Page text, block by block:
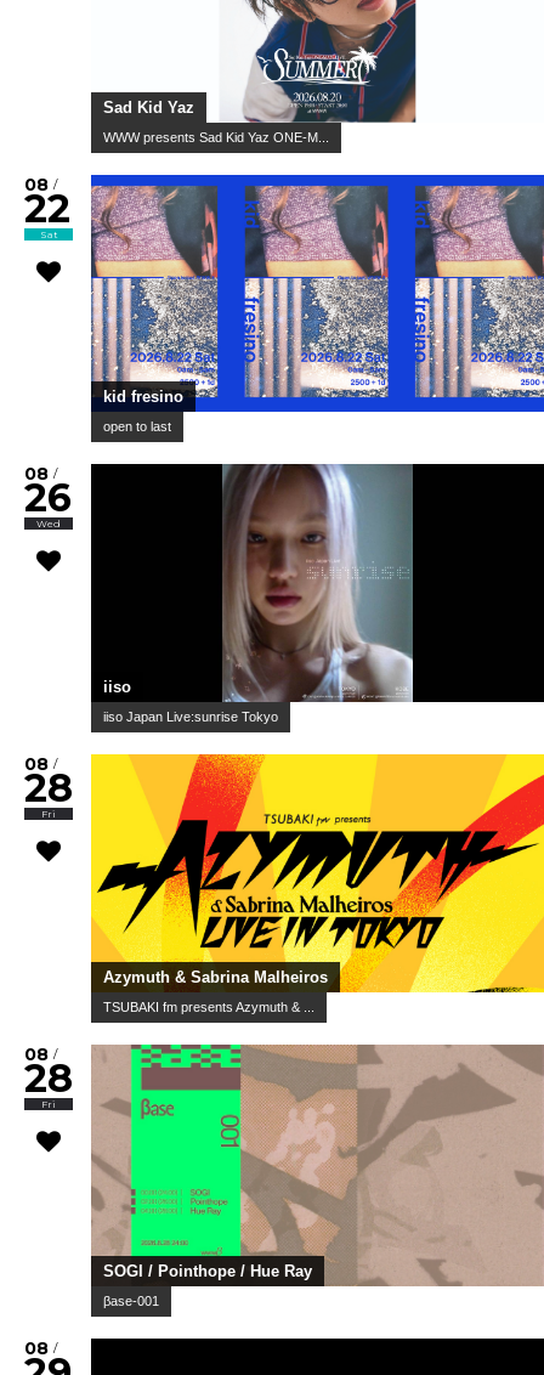
Sad Kid Yaz
WWW presents Sad Kid Yaz ONE-M...
08 /
22
Sat
kid fresino
open to last
08 /
26
Wed
iiso
iiso Japan Live:sunrise Tokyo
08 /
28
Fri
Azymuth & Sabrina Malheiros
TSUBAKI fm presents Azymuth & ...
08 /
28
Fri
SOGI / Pointhope / Hue Ray
βase-001
08 /